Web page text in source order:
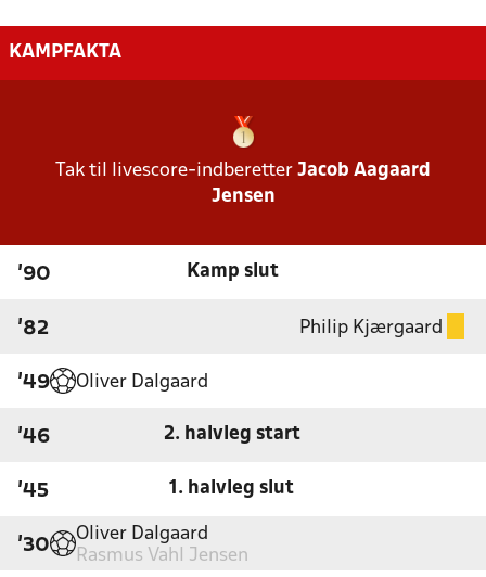
KAMPFAKTA
Tak til livescore-indberetter Jacob Aagaard
Jensen
'90 Kamp slut
'82 Philip Kjærgaard
'49 Oliver Dalgaard
'46 2. halvleg start
'45 1. halvleg slut
'30
Oliver Dalgaard
Rasmus Vahl Jensen